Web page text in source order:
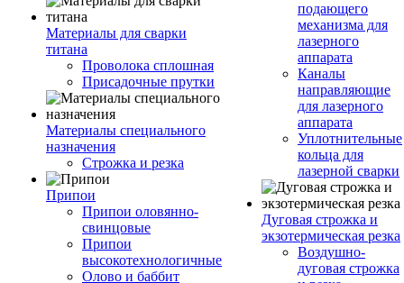
Материалы для сварки
титана
Проволока сплошная
Присадочные прутки
Материалы специального
назначения
Строжка и резка
Припои
Припои оловянно-
свинцовые
Припои
высокотехнологичные
Олово и баббит
подающего
механизма для
лазерного
аппарата
Каналы
направляющие
для лазерного
аппарата
Уплотнительные
кольца для
лазерной сварки
Дуговая строжка и
экзотермическая резка
Воздушно-
дуговая строжка